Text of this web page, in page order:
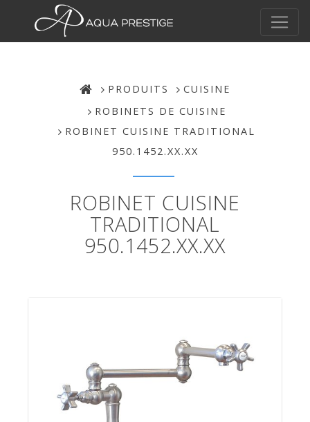
PRODUITS
CUISINE
ROBINETS DE CUISINE
ROBINET CUISINE TRADITIONAL
950.1452.XX.XX
ROBINET CUISINE
TRADITIONAL
950.1452.XX.XX